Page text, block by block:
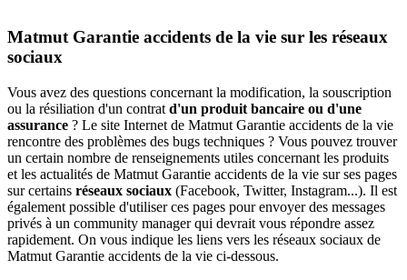
Matmut Garantie accidents de la vie sur les réseaux
sociaux
Vous avez des questions concernant la modification, la souscription
ou la résiliation d'un contrat d'un produit bancaire ou d'une
assurance ? Le site Internet de Matmut Garantie accidents de la vie
rencontre des problèmes des bugs techniques ? Vous pouvez trouver
un certain nombre de renseignements utiles concernant les produits
et les actualités de Matmut Garantie accidents de la vie sur ses pages
sur certains réseaux sociaux (Facebook, Twitter, Instagram...). Il est
également possible d'utiliser ces pages pour envoyer des messages
privés à un community manager qui devrait vous répondre assez
rapidement. On vous indique les liens vers les réseaux sociaux de
Matmut Garantie accidents de la vie ci-dessous.